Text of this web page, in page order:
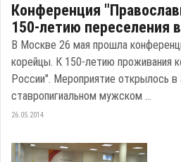
Конференция
150-летию переселения
В Москве 26 мая прошла
корейцы. К 150-летию проживания
России". Мероприятие открылось в
ставропигиальном мужском ...
26.05.2014